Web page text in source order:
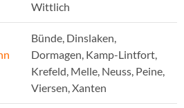
Wittlich
Bünde, Dinslaken,
Dormagen, Kamp-Lintfort,
Krefeld, Melle, Neuss, Peine,
Viersen, Xanten